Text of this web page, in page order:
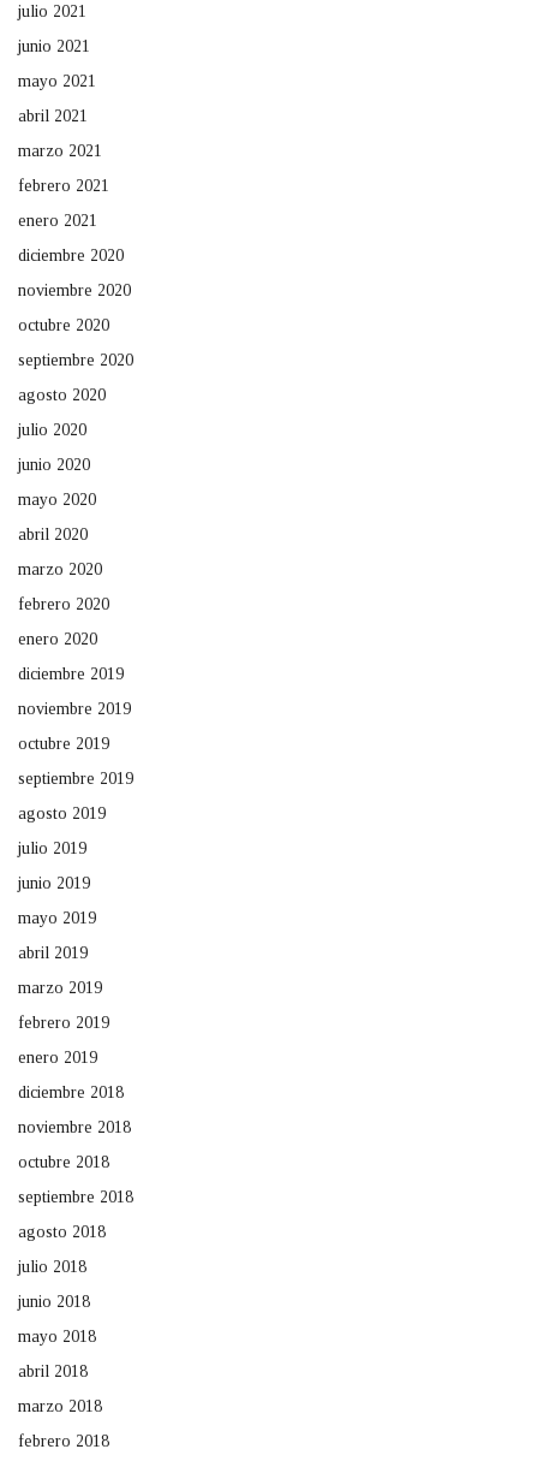
julio 2021
junio 2021
mayo 2021
abril 2021
marzo 2021
febrero 2021
enero 2021
diciembre 2020
noviembre 2020
octubre 2020
septiembre 2020
agosto 2020
julio 2020
junio 2020
mayo 2020
abril 2020
marzo 2020
febrero 2020
enero 2020
diciembre 2019
noviembre 2019
octubre 2019
septiembre 2019
agosto 2019
julio 2019
junio 2019
mayo 2019
abril 2019
marzo 2019
febrero 2019
enero 2019
diciembre 2018
noviembre 2018
octubre 2018
septiembre 2018
agosto 2018
julio 2018
junio 2018
mayo 2018
abril 2018
marzo 2018
febrero 2018